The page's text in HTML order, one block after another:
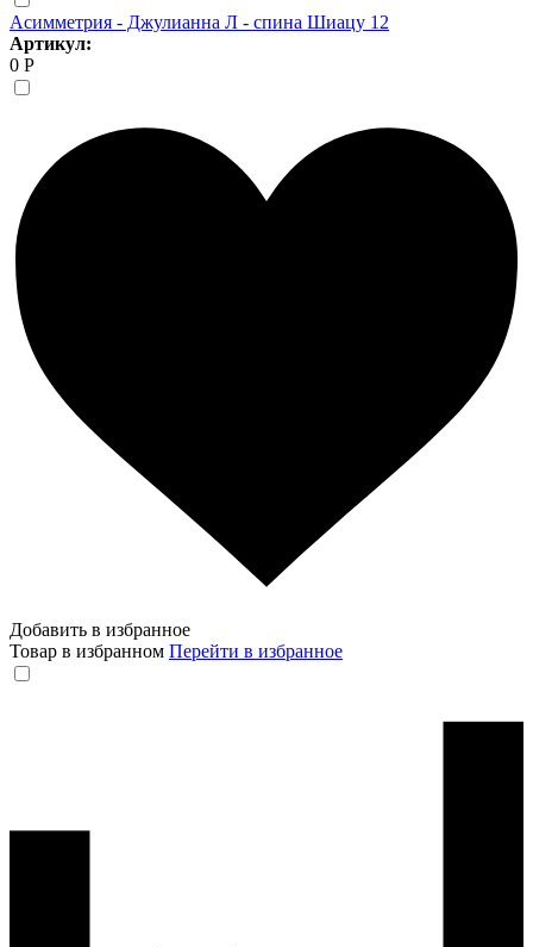
Асимметрия - Джулианна Л - спина Шиацу 12
Артикул:
0 Р
Добавить в избранное
Товар в избранном Перейти в избранное